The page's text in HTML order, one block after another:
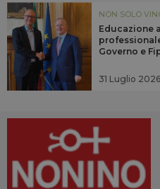
NON SOLO
Educazione
Governo e
31 Luglio 2026